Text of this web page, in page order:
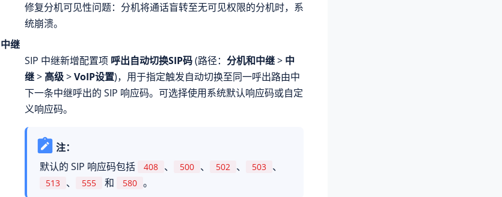
修复分机可见性问题：分机将通话盲转至无可见权限的分机时，系
统崩溃。
中继
SIP 中继新增配置项 呼出自动切换SIP码(路径： 分机和中继> 中
继> 高级>VoIP设置)，用于指定触发自动切换至同一呼出路由中
下一条中继呼出的 SIP 响应码。可选择使用系统默认响应码或自定
义响应码。
注：
默认的 SIP 响应码包括
408 、 500 、 502 、 503 、
513 、 555 和 580 。